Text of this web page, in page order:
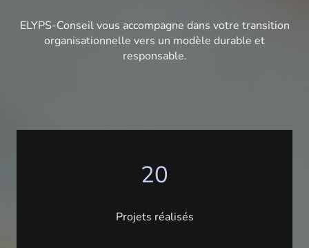
ELYPS-Conseil vous accompagne dans votre transition
organisationnelle vers un modèle durable et
responsable.
20
Projets réalisés